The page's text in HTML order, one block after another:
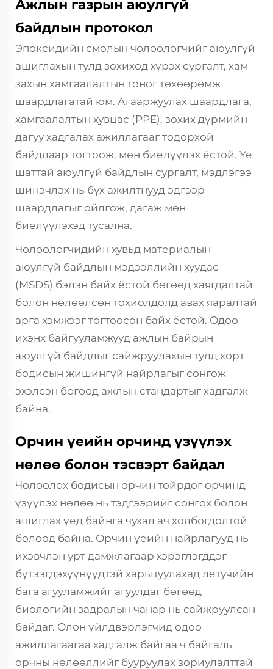
Ажлын газрын аюулгүй
байдлын протокол
Эпоксидийн смолын чөлөөлөгчийг аюулгүй
ашиглахын тулд зохиход хүрэх сургалт, хам
захын хамгаалалтын тоног төхөөрөмж
шаардлагатай юм. Агааржуулах шаардлага,
хамгаалалтын хувцас (PPE), зохих дүрмийн
дагуу хадгалах ажиллагааг тодорхой
байдлаар тогтоож, мөн биелүүлэх ёстой. Үе
шаттай аюулгүй байдлын сургалт, мэдлэгээ
шинэчлэх нь бүх ажилтнууд эдгээр
шаардлагыг ойлгож, дагаж мөн
биелүүлэхэд тусална.
Чөлөөлөгчидийн хувьд материалын
аюулгүй байдлын мэдээллийн хуудас
(MSDS) бэлэн байх ёстой бөгөөд хаягдалтай
болон нөлөөлсөн тохиолдолд авах яаралтай
арга хэмжээг тогтоосон байх ёстой. Одоо
ихэнх байгууламжууд ажлын байрын
аюулгүй байдлыг сайжруулахын тулд хорт
бодисын жишингүй найрлагыг сонгож
эхэлсэн бөгөөд ажлын стандартыг хадгалж
байна.
Орчин үеийн орчинд үзүүлэх
нөлөө болон тэсвэрт байдал
Чөлөөлөх бодисын орчин тойрдог орчинд
үзүүлэх нөлөө нь тэдгээрийг сонгох болон
ашиглах үед байнга чухал ач холбогдолтой
болоод байна. Орчин үеийн найрлагууд нь
ихэвчлэн урт дамжлагаар хэрэглэгддэг
бүтээгдэхүүнүүдтэй харьцуулахад летучийн
бага агууламжийг агуулдаг бөгөөд
биологийн задралын чанар нь сайжруулсан
байдаг. Олон үйлдвэрлэгчид одоо
ажиллагаагаа хадгалж байгаа ч байгаль
орчны нөлөөллийг бууруулах зориулалттай